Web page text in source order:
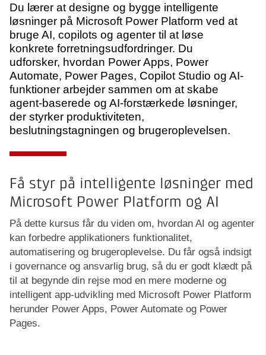
Du lærer at designe og bygge intelligente
løsninger på Microsoft Power Platform ved at
bruge AI, copilots og agenter til at løse
konkrete forretningsudfordringer. Du
udforsker, hvordan Power Apps, Power
Automate, Power Pages, Copilot Studio og AI-
funktioner arbejder sammen om at skabe
agent-baserede og AI-forstærkede løsninger,
der styrker produktiviteten,
beslutningstagningen og brugeroplevelsen.
Få styr på intelligente løsninger med
Microsoft Power Platform og AI
På dette kursus får du viden om, hvordan AI og agenter
kan forbedre applikationers funktionalitet,
automatisering og brugeroplevelse. Du får også indsigt
i governance og ansvarlig brug, så du er godt klædt på
til at begynde din rejse mod en mere moderne og
intelligent app-udvikling med Microsoft Power Platform
herunder Power Apps, Power Automate og Power
Pages.